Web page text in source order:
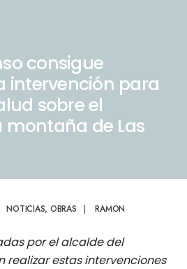
consigue
intervención para
sobre el
de Las
NOTICIAS, OBRAS | RAMON
por el alcalde del
realizar estas intervenciones